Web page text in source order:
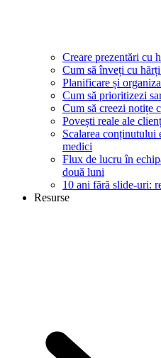
Creare prezentări cu
Cum să înveți cu
Planificare și
Cum să prioritizezi
Cum să creezi notițe
Povești reale ale
Scalarea conținutului
medici
Flux de lucru în
două luni
10 ani fără slide-uri:
Resurse